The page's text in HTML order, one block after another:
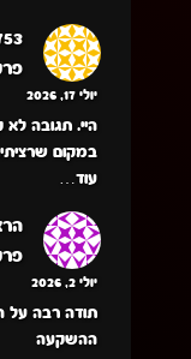
יולי 17, 2026
היי. תגובה
במקום
עוד…
יולי 2, 2026
תודה רבה על
ההשקעה